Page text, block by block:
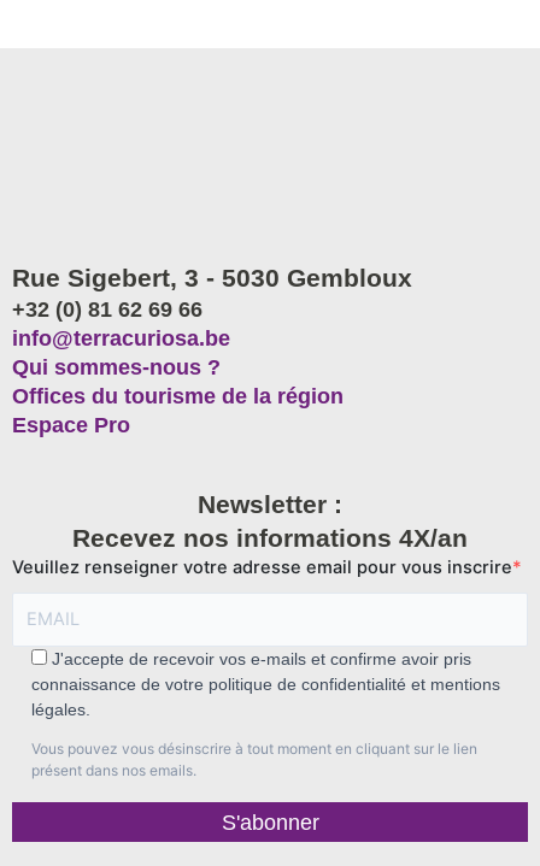
Rue Sigebert, 3 - 5030 Gembloux
+32 (0) 81 62 69 66
info@terracuriosa.be
Qui sommes-nous ?
Offices du tourisme de la région
Espace Pro
Newsletter :
Recevez nos informations 4X/an
Veuillez renseigner votre adresse email pour vous inscrire
J'accepte de recevoir vos e-mails et confirme avoir pris
connaissance de votre politique de confidentialité et mentions
légales.
Vous pouvez vous désinscrire à tout moment en cliquant sur le lien
présent dans nos emails.
S'abonner